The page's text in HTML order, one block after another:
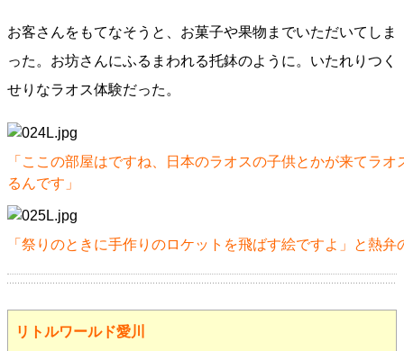
お客さんをもてなそうと、お菓子や果物までいただいてしま
った。お坊さんにふるまわれる托鉢のように。いたれりつく
せりなラオス体験だった。
「ここの部屋はですね、日本のラオスの子供とかが来てラ
るんです」
「祭りのときに手作りのロケットを飛ばす絵ですよ」と熱
リトルワールド愛川